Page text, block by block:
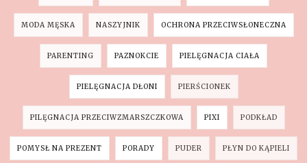
MODA MĘSKA NASZYJNIK OCHRONA PRZECIWSŁONECZNA
PARENTING PAZNOKCIE PIELĘGNACJA CIAŁA
PIELĘGNACJA DŁONI PIERŚCIONEK
PILĘGNACJA PRZECIWZMARSZCZKOWA PIXI PODKŁAD
POMYSŁ NA PREZENT PORADY PUDER PŁYN DO KĄPIELI